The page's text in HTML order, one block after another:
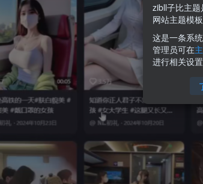
zibll子比主
网站主题模
这是一条系
管理员可在
进行相关设置